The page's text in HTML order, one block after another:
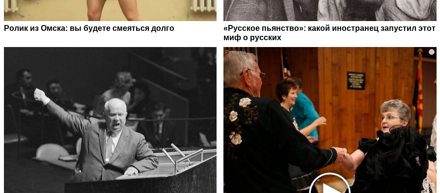
Ролик из Омска: вы будете смеяться долго
«Русское пьянство»: какой иностранец запустил этот
миф о русских
i